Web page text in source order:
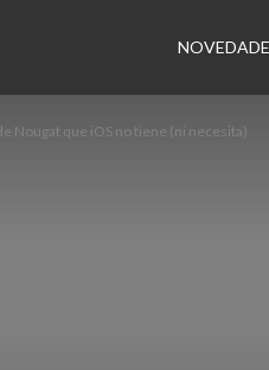
Nougat que iOS no tiene (ni necesita)